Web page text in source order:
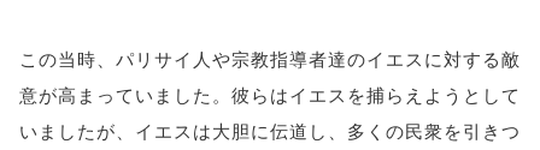
この当時、パリサイ人や宗教指導者達のイエスに対する敵
意が高まっていました。彼らはイエスを捕らえようとして
いましたが、イエスは大胆に伝道し、多くの民衆を引きつ